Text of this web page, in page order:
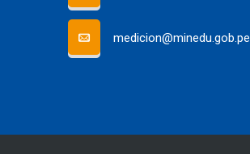
medicion@minedu.gob.pe